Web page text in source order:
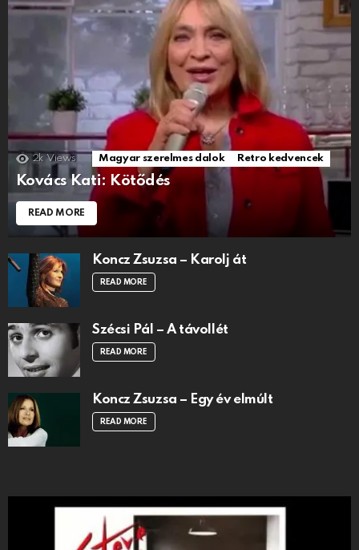
2k Views Magyar szerelmes dalok Retro kedvencek
Kovács Kati: Kötődés
READ MORE
Koncz Zsuzsa – Karolj át
READ MORE
Szécsi Pál – A távollét
READ MORE
Koncz Zsuzsa – Egy év elmúlt
READ MORE